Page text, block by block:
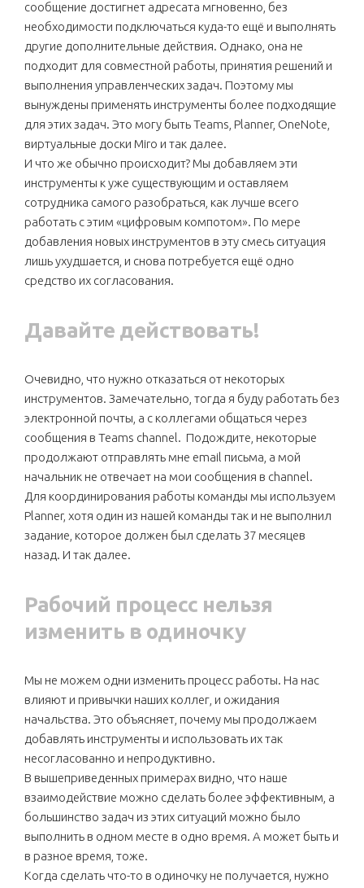
сообщение достигнет адресата мгновенно, без
необходимости подключаться куда-то ещё и выполнять
другие дополнительные действия. Однако, она не
подходит для совместной работы, принятия решений и
выполнения управленческих задач. Поэтому мы
вынуждены применять инструменты более подходящие
для этих задач. Это могу быть Teams, Planner, OneNote,
виртуальные доски Miro и так далее.
И что же обычно происходит? Мы добавляем эти
инструменты к уже существующим и оставляем
сотрудника самого разобраться, как лучше всего
работать с этим «цифровым компотом». По мере
добавления новых инструментов в эту смесь ситуация
лишь ухудшается, и снова потребуется ещё одно
средство их согласования.
Давайте действовать!
Очевидно, что нужно отказаться от некоторых
инструментов. Замечательно, тогда я буду работать без
электронной почты, а с коллегами общаться через
сообщения в Teams channel. Подождите, некоторые
продолжают отправлять мне email письма, а мой
начальник не отвечает на мои сообщения в channel.
Для координирования работы команды мы используем
Planner, хотя один из нашей команды так и не выполнил
задание, которое должен был сделать 37 месяцев
назад. И так далее.
Рабочий процесс нельзя
изменить в одиночку
Мы не можем одни изменить процесс работы. На нас
влияют и привычки наших коллег, и ожидания
начальства. Это объясняет, почему мы продолжаем
добавлять инструменты и использовать их так
несогласованно и непродуктивно.
В вышеприведенных примерах видно, что наше
взаимодействие можно сделать более эффективным, а
большинство задач из этих ситуаций можно было
выполнить в одном месте в одно время. А может быть и
в разное время, тоже.
Когда сделать что-то в одиночку не получается, нужно